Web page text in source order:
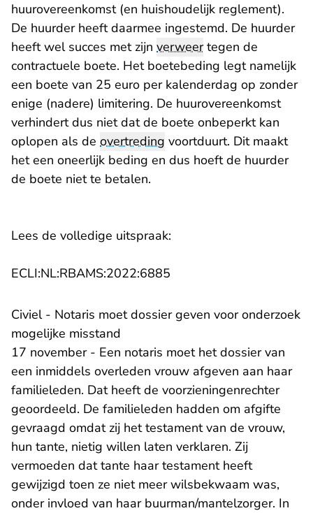
huurovereenkomst (en huishoudelijk reglement).
De huurder heeft daarmee ingestemd. De huurder
heeft wel succes met zijn verweertegen de
contractuele boete. Het boetebeding legt namelijk
een boete van 25 euro per kalenderdag op zonder
enige (nadere) limitering. De huurovereenkomst
verhindert dus niet dat de boete onbeperkt kan
oplopen als de overtreding voortduurt. Dit maakt
het een oneerlijk beding en dus hoeft de huurder
de boete niet te betalen.
Lees de volledige uitspraak:
ECLI:NL:RBAMS:2022:6885
Civiel - Notaris moet dossier geven voor onderzoek
mogelijke misstand
17 november - Een notaris moet het dossier van
een inmiddels overleden vrouw afgeven aan haar
familieleden. Dat heeft de voorzieningenrechter
geoordeeld. De familieleden hadden om afgifte
gevraagd omdat zij het testament van de vrouw,
hun tante, nietig willen laten verklaren. Zij
vermoeden dat tante haar testament heeft
gewijzigd toen ze niet meer wilsbekwaam was,
onder invloed van haar buurman/mantelzorger. In